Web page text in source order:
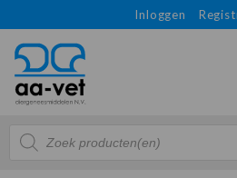
Inloggen
Producten
zoeken